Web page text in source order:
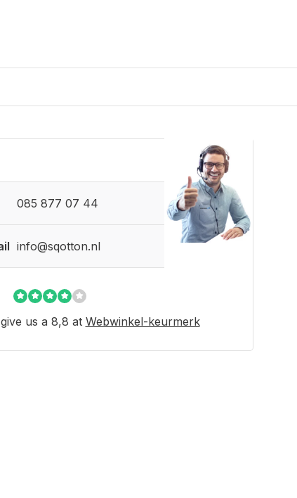
085 877 07 44
info@sqotton.nl
us a 8,8 at Webwinkel-keurmerk